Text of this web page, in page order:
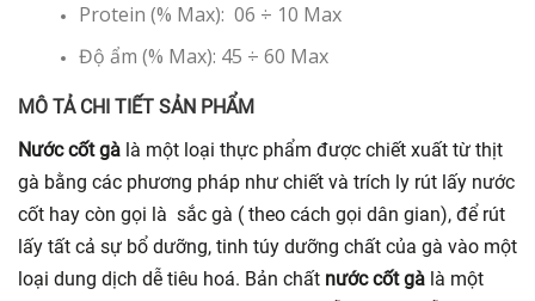
Protein (% Max): 06 ÷ 10 Max
Độ ẩm (% Max): 45 ÷ 60 Max
MÔ TẢ CHI TIẾT SẢN PHẨM
Nước cốt gà là một loại thực phẩm được chiết xuất từ thịt
gà bằng các phương pháp như chiết và trích ly rút lấy nước
cốt hay còn gọi là sắc gà ( theo cách gọi dân gian), để rút
lấy tất cả sự bổ dưỡng, tinh túy dưỡng chất của gà vào một
loại dung dịch dễ tiêu hoá. Bản chất nước cốt gà là một